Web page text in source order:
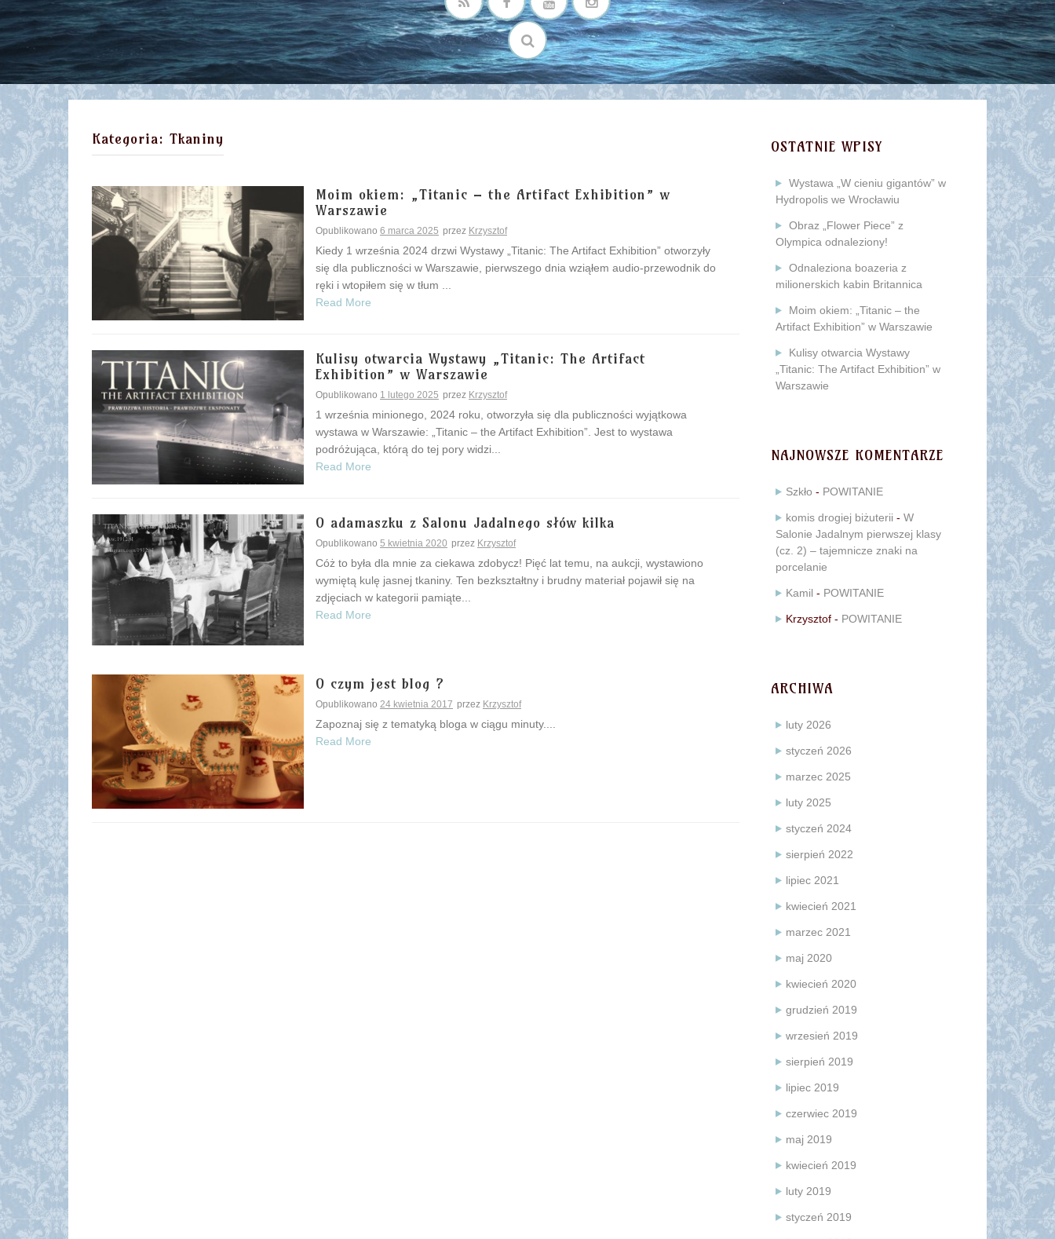
Kategoria: Tkaniny
Moim okiem: „Titanic – the Artifact Exhibition” w
Warszawie
Opublikowano 6 marca 2025 przez Krzysztof
Kiedy 1 września 2024 drzwi Wystawy „Titanic: The Artifact Exhibition” otworzyły
się dla publiczności w Warszawie, pierwszego dnia wziąłem audio-przewodnik do
ręki i wtopiłem się w tłum ...
Read More
Kulisy otwarcia Wystawy „Titanic: The Artifact
Exhibition” w Warszawie
Opublikowano 1 lutego 2025 przez Krzysztof
1 września minionego, 2024 roku, otworzyła się dla publiczności wyjątkowa
wystawa w Warszawie: „Titanic – the Artifact Exhibition”. Jest to wystawa
podróżująca, którą do tej pory widzi...
Read More
O adamaszku z Salonu Jadalnego słów kilka
Opublikowano 5 kwietnia 2020 przez Krzysztof
Cóż to była dla mnie za ciekawa zdobycz! Pięć lat temu, na aukcji, wystawiono
wymiętą kulę jasnej tkaniny. Ten bezkształtny i brudny materiał pojawił się na
zdjęciach w kategorii pamiąte...
Read More
O czym jest blog ?
Opublikowano 24 kwietnia 2017 przez Krzysztof
Zapoznaj się z tematyką bloga w ciągu minuty....
Read More
OSTATNIE WPISY
Wystawa „W cieniu gigantów” w
Hydropolis we Wrocławiu
Obraz „Flower Piece” z
Olympica odnaleziony!
Odnaleziona boazeria z
milionerskich kabin Britannica
Moim okiem: „Titanic – the
Artifact Exhibition” w Warszawie
Kulisy otwarcia Wystawy
„Titanic: The Artifact Exhibition” w
Warszawie
NAJNOWSZE KOMENTARZE
Szkło - POWITANIE
komis drogiej biżuterii - W
Salonie Jadalnym pierwszej klasy
(cz. 2) – tajemnicze znaki na
porcelanie
Kamil - POWITANIE
Krzysztof - POWITANIE
ARCHIWA
luty 2026
styczeń 2026
marzec 2025
luty 2025
styczeń 2024
sierpień 2022
lipiec 2021
kwiecień 2021
marzec 2021
maj 2020
kwiecień 2020
grudzień 2019
wrzesień 2019
sierpień 2019
lipiec 2019
czerwiec 2019
maj 2019
kwiecień 2019
luty 2019
styczeń 2019